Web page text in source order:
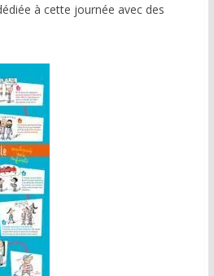
à cette journée avec des